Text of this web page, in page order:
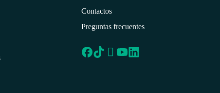
Contactos
Preguntas frecuentes